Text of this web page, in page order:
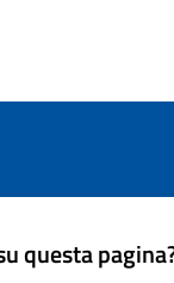
questa